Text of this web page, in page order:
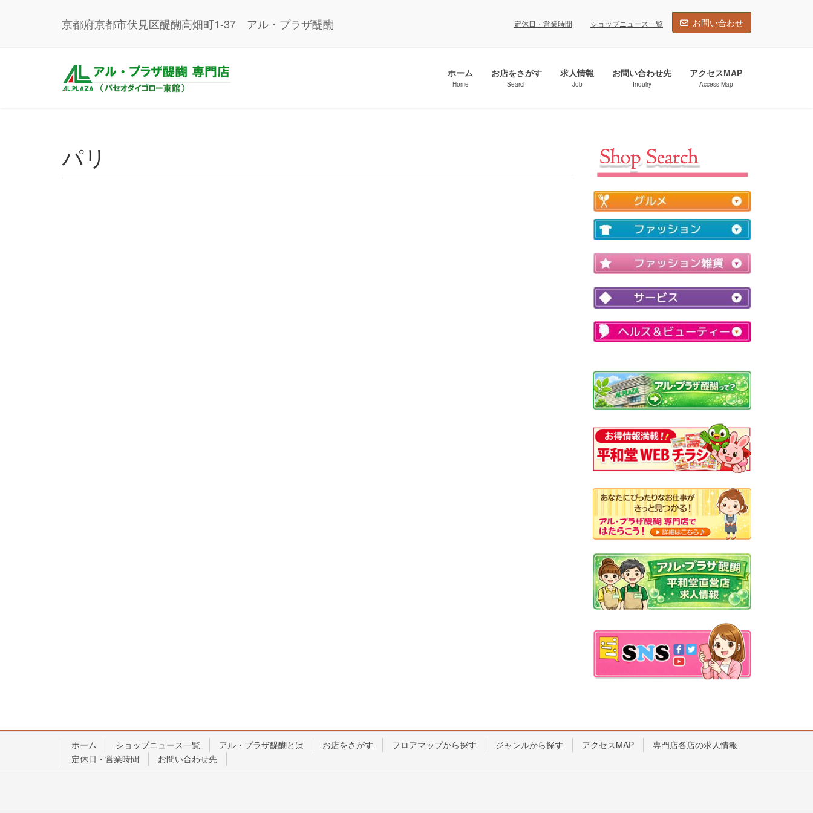
京都府京都市伏見区醍醐高畑町1-37 アル・プラザ醍醐 定休日・営業時間 ショップニュース一覧 お問い合わせ
ホーム
Home
お店をさがす
Search
求人情報
Job
お問い合わせ先
Inquiry
アクセスMAP
Access Map
パリ
ホーム ショップニュース一覧 アル・プラザ醍醐とは お店をさがす フロアマップから探す ジャンルから探す アクセスMAP
専門店各店の求人情報
定休日・営業時間
お問い合わせ先